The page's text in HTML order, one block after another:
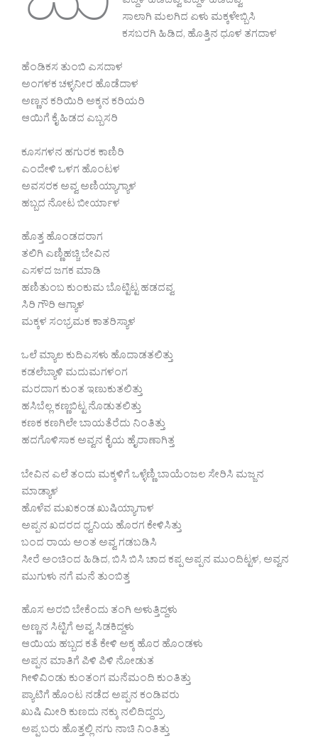
ಸಾಲಾಗಿ ಮಲಗಿದ ಏಳು ಮಕ್ಕಳೇಬ್ಬಿಸಿ
ಕಸಬರಗಿ ಹಿಡಿದ, ಹೊತ್ತಿನ ಧೂಳ ತಗದಾಳ
ಹೆಂಡಿಕಸ ತುಂಬಿ ಎಸದಾಳ
ಅಂಗಳಕ ಚಳ್ಳನೀರ ಹೊಡೆದಾಳ
ಅಣ್ಣನ ಕರಿಯಿರಿ ಅಕ್ಕನ ಕರಿಯರಿ
ಆಯಿಗೆ ಕೈ ಹಿಡದ ಎಬ್ಬಸರಿ
ಕೂಸಗಳನ ಹಗುರಕ ಕಾಣಿರಿ
ಎಂದೇಳಿ ಒಳಗ ಹೊಂಟಳ
ಅವಸರಕ ಅವ್ವ ಅಣಿಯ್ಯಾಗ್ಯಾಳ
ಹಬ್ಬದ ನೋಟ ಬೀರ್ಯಾಳ
ಹೊತ್ತ ಹೊಂಡದರಾಗ
ತಲಿಗಿ ಎಣ್ಣಿಹಚ್ಚಿ ಬೇವಿನ
ಎಸಳದ ಜಗಕ ಮಾಡಿ
ಹಣಿತುಂಬ ಕುಂಕುಮ ಬೊಟ್ಟಿಟ್ಟ ಹಡದವ್ವ
ಸಿರಿ ಗೌರಿ ಆಗ್ಯಾಳ
ಮಕ್ಕಳ ಸಂಭ್ರಮಕ ಕಾತರಿಸ್ಯಾಳ
ಒಲೆ ಮ್ಯಾಲ ಕುದಿಎಸಳು ಹೊದಾಡತಲಿತ್ತು
ಕಡಲೆಬ್ಯಾಳಿ ಮದುಮಗಳಂಗ
ಮರದಾಗ ಕುಂತ ಇಣುಕುತಲಿತ್ತು
ಹಸಿಬೆಲ್ಲ ಕಣ್ಣಬಿಟ್ಟ ನೊಡುತಲಿತ್ತು
ಕಣಕ ಕಣಗಿಲೇ ಬಾಯತೆರೆದು ನಿಂತಿತ್ತು
ಹದಗೊಳಿಸಾಕ ಅವ್ವನ ಕೈಯ ಹೈರಾಣಾಗಿತ್ತ
ಬೇವಿನ ಎಲೆ ತಂದು ಮಕ್ಕಳಿಗೆ ಒಳ್ಳೆಣ್ಣಿ ಬಾಯೆಂಜಲ ಸೇರಿಸಿ ಮಜ್ಜನ
ಮಾಡ್ಯಾಳ
ಹೊಳೆವ ಮಖಕಂಡ ಖುಷಿಯ್ಯಾಗಾಳ
ಅಪ್ಪನ ಖದರದ ಧ್ವನಿಯ ಹೊರಗ ಕೇಳಿಸಿತ್ತು
ಬಂದ ರಾಯ ಅಂತ ಅವ್ವ ಗಡಬಡಿಸಿ
ಸೀರೆ ಅಂಚಿಂದ ಹಿಡಿದ, ಬಿಸಿ ಬಿಸಿ ಚಾದ ಕಪ್ಪ ಅಪ್ಪನ ಮುಂದಿಟ್ಟಳ, ಅವ್ವನ
ಮುಗುಳು ನಗೆ ಮನೆ ತುಂಬಿತ್ತ
ಹೊಸ ಅರಬಿ ಬೇಕೆಂದು ತಂಗಿ ಅಳುತ್ತಿದ್ದಳು
ಅಣ್ಣನ ಸಿಟ್ಟಿಗೆ ಅವ್ವ ಸಿಡಕಿದ್ದಳು
ಆಯಿಯ ಹಬ್ಬದ ಕತೆ ಕೇಳಿ ಅಕ್ಕ ಹೊರ ಹೊಂಡಳು
ಅಪ್ಪನ ಮಾತಿಗೆ ಪಿಳಿ ಪಿಳಿ ನೋಡುತ
ಗೀಳಿವಿಂಡು ಕುಂತಂಗ ಮನೆಮಂದಿ ಕುಂತಿತ್ತು
ಪ್ಯಾಟಿಗೆ ಹೊಂಟ ನಡೆದ ಅಪ್ಪನ ಕಂಡಿವರು
ಖುಷಿ ಮೀರಿ ಕುಣದು ನಕ್ಕು ನಲಿದಿದ್ದರ್ರು
ಅಪ್ಪ ಬರು ಹೊತ್ತಲ್ಲಿ ನಗು ನಾಚಿ ನಿಂತಿತ್ತು